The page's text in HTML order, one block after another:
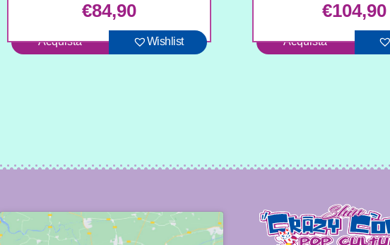
€84,90
Acquista Wishlist
€104,90
Acquista